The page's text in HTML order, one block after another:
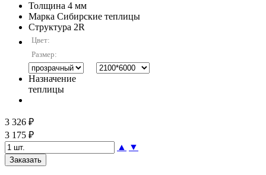
Толщина 4 мм
Марка Сибирские теплицы
Структура 2R
Цвет:
Размер:
Назначение
теплицы
3 326 ₽
3 175 ₽
▲
▼